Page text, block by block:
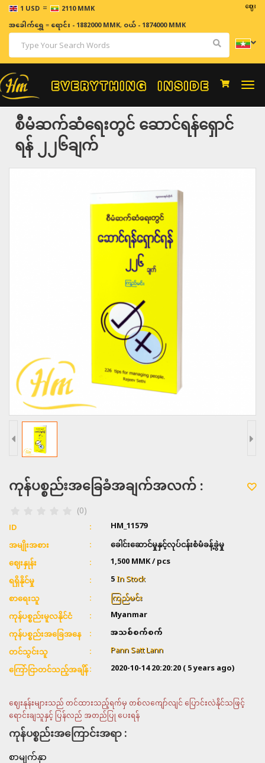
1 USD = 2110 MMK ဈေးနှုန်း
အခေါက်ရွှေ=ရောင်း - 1882000 MMK, ဝယ် - 1874000 MMK
စီမံဆက်ဆံရေးတွင် ဆောင်ရန်ရှောင်
ရန် ၂၂၆ချက်
ကုန်ပစ္စည်းအခြေခံအချက်အလက် :
(0)
ID HM_11579
အမျိုးအစား
ခေါင်းဆောင်မှုနှင့်လုပ်ငန်းစံမံခန့်ခွဲမှု
ဈေးနှုန်း
1,500MMK / pcs
ရရှိနိုင်မှု 5In Stock
စာရေးသူ
ကြည်မင်း
ကုန်ပစ္စည်းမူလနိုင်ငံ
Myanmar
ကုန်ပစ္စည်းအခြေအနေ အသစ်စက်စက်
တင်သွင်းသူ Pann Satt Lann
ကြော်ငြာတင်သည့်အချိန် 2020-10-14 20:20:20( 5 years ago)
ဈေးနုန်းများသည် တင်ထားသည့်ရက်မှ တစ်လကျော်လျင် ပြောင်းလဲနိုင်သဖြင့်
ရောင်းချသူနှင့် ပြန်လည် အတည်ပြု ပေးရန်
ကုန်ပစ္စည်းအကြောင်းအရာ :
စာမျက်နှာ